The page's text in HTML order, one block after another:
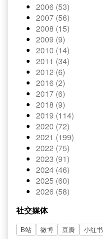
2006 (53)
2007 (56)
2008 (15)
2009 (9)
2010 (14)
2011 (34)
2012 (6)
2016 (2)
2017 (6)
2018 (9)
2019 (114)
2020 (72)
2021 (199)
2022 (75)
2023 (91)
2024 (46)
2025 (60)
2026 (58)
社交媒体
B站 微博 豆瓣 小红书